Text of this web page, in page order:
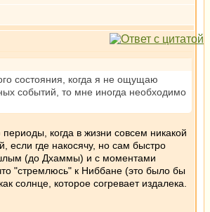
состояния, когда я не ощущаю
событий, то мне иногда необходимо
когда в жизни совсем никакой
если где накосячу, но сам быстро
(до Дхаммы) и с моментами
"стремлюсь" к Ниббане (это было бы
солнце, которое согревает издалека.